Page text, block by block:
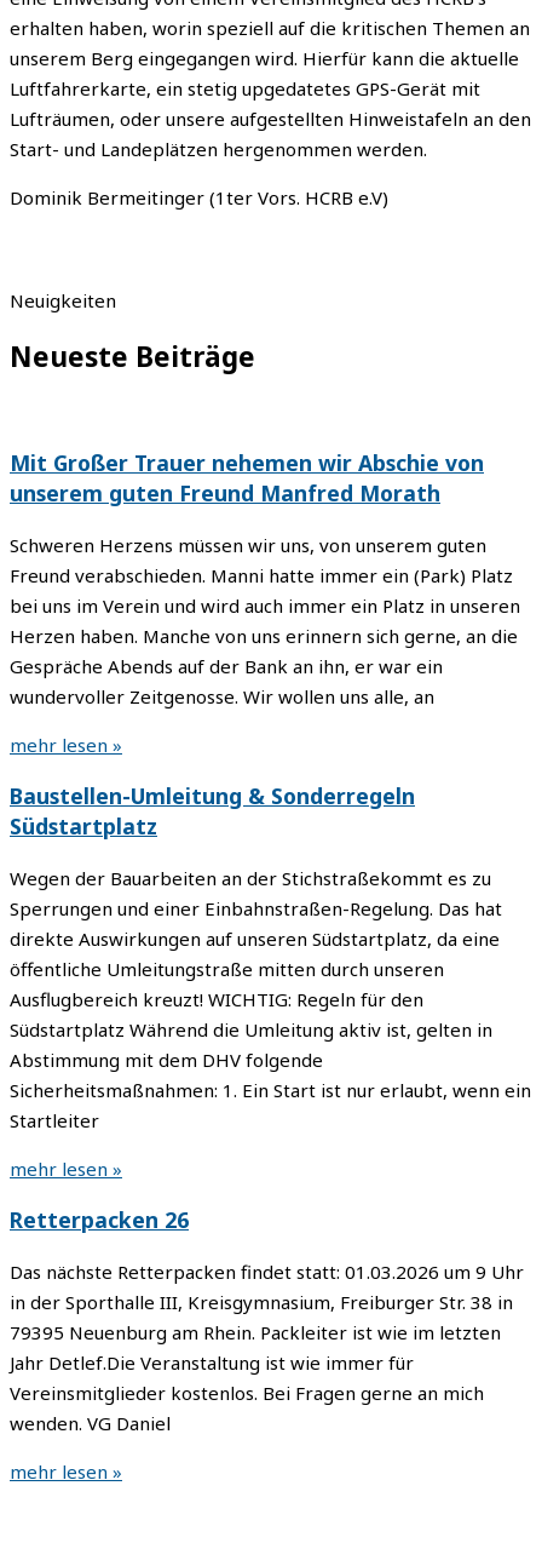
erhalten haben, worin speziell auf die kritischen Themen an
unserem Berg eingegangen wird. Hierfür kann die aktuelle
Luftfahrerkarte, ein stetig upgedatetes GPS-Gerät mit
Lufträumen, oder unsere aufgestellten Hinweistafeln an den
Start- und Landeplätzen hergenommen werden.
Dominik Bermeitinger (1ter Vors. HCRB e.V)
Neuigkeiten
Neueste Beiträge
Mit Großer Trauer nehemen wir Abschie von
unserem guten Freund Manfred Morath
Schweren Herzens müssen wir uns, von unserem guten
Freund verabschieden. Manni hatte immer ein (Park) Platz
bei uns im Verein und wird auch immer ein Platz in unseren
Herzen haben. Manche von uns erinnern sich gerne, an die
Gespräche Abends auf der Bank an ihn, er war ein
wundervoller Zeitgenosse. Wir wollen uns alle, an
mehr lesen »
​Baustellen-Umleitung & Sonderregeln
Südstartplatz
Wegen der Bauarbeiten an der Stichstraßekommt es zu
Sperrungen und einer Einbahnstraßen-Regelung. Das hat
direkte Auswirkungen auf unseren Südstartplatz, da eine
öffentliche Umleitungstraße mitten durch unseren
Ausflugbereich kreuzt!​ WICHTIG: Regeln für den
Südstartplatz Während die Umleitung aktiv ist, gelten in
Abstimmung mit dem DHV folgende
Sicherheitsmaßnahmen: 1. Ein Start ist nur erlaubt, wenn ein
Startleiter
mehr lesen »
Retterpacken 26
Das nächste Retterpacken findet statt: 01.03.2026 um 9 Uhr
in der Sporthalle III, Kreisgymnasium, Freiburger Str. 38 in
79395 Neuenburg am Rhein. Packleiter ist wie im letzten
Jahr Detlef.Die Veranstaltung ist wie immer für
Vereinsmitglieder kostenlos. Bei Fragen gerne an mich
wenden. VG Daniel
mehr lesen »